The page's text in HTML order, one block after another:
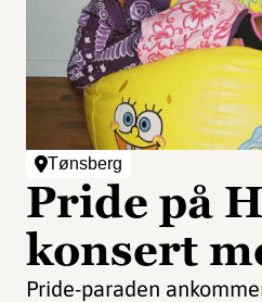
Tønsberg
Pride på
konsert
Pride-paraden